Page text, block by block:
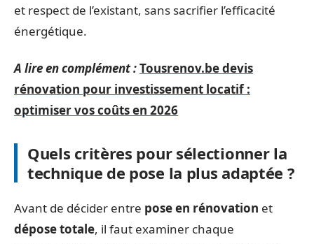
et respect de l’existant, sans sacrifier l’efficacité
énergétique.
A lire en complément :Tousrenov.be devis
rénovation pour investissement locatif :
optimiser vos coûts en 2026
Quels critères pour sélectionner la
technique de pose la plus adaptée ?
Avant de décider entre pose en rénovation et
dépose totale, il faut examiner chaque